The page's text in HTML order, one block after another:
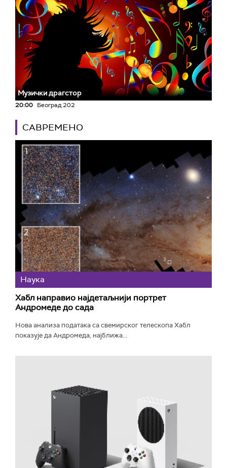
Музички драгстор
20:00 Београд 202
САВРЕМЕНО
Наука
Хабл направио најдетаљнији портрет
Андромеде до сада
Нова анализа података са свемирског телескопа Хабл
показује да Андромеда, најближа...